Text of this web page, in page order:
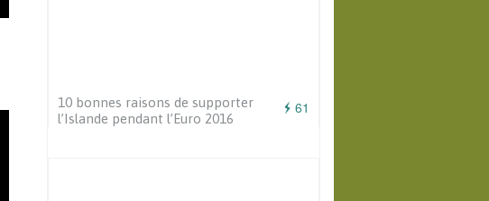
61
10 bonnes raisons de supporter
l’Islande pendant l’Euro 2016